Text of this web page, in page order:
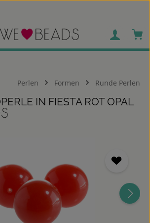
Perlen Formen Runde Perlen
IN FIESTA ROT OPAL